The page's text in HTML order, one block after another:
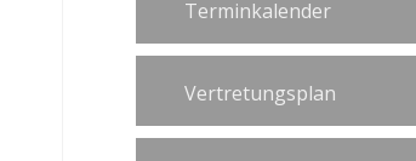
Terminkalender
Vertretungsplan